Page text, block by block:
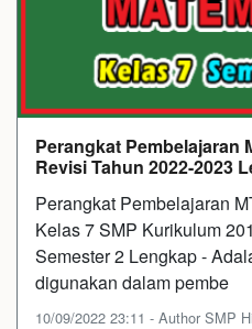
Perangkat Pembelajaran
Revisi Tahun 2022-2023
Perangkat Pembelajaran
Kelas 7 SMP Kurikulum
Semester 2 Lengkap -
digunakan dalam pembe
10/09/2022 23:11 - Author SMP